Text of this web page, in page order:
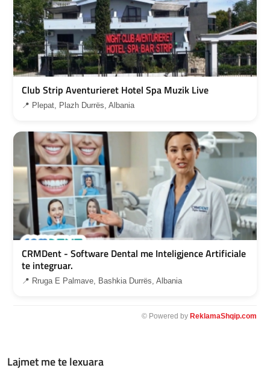
Club Strip Aventurieret Hotel Spa Muzik Live
📍 Plepat, Plazh Durrës, Albania
CRMDent - Software Dental me Inteligjence Artificiale
te integruar.
📍 Rruga E Palmave, Bashkia Durrës, Albania
© Powered by ReklamaShqip.com
Lajmet me te lexuara